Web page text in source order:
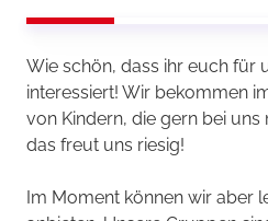
Wie schön, dass ihr euch für
interessiert! Wir bekommen
von Kindern, die gern bei
das freut uns riesig!
Im Moment können wir aber